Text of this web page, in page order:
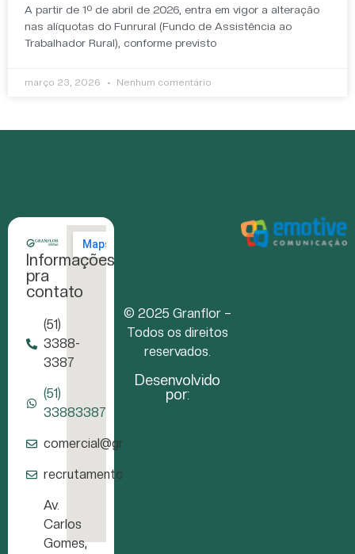
A partir de 1º de abril de 2026, entra em vigor a alteração
nas alíquotas do Funrural (Fundo de Assistência ao
Trabalhador Rural), conforme previsto
março 23, 2026 Nenhum comentário
Informações
pra
contato
(51)
3388-
3387
(51)
33883387
comercial@granflor.com.br
recrutamento@granflor.com.br
Av.
Carlos
Gomes,
© 2025 Granflor –
Todos os direitos
reservados.
Desenvolvido
por: